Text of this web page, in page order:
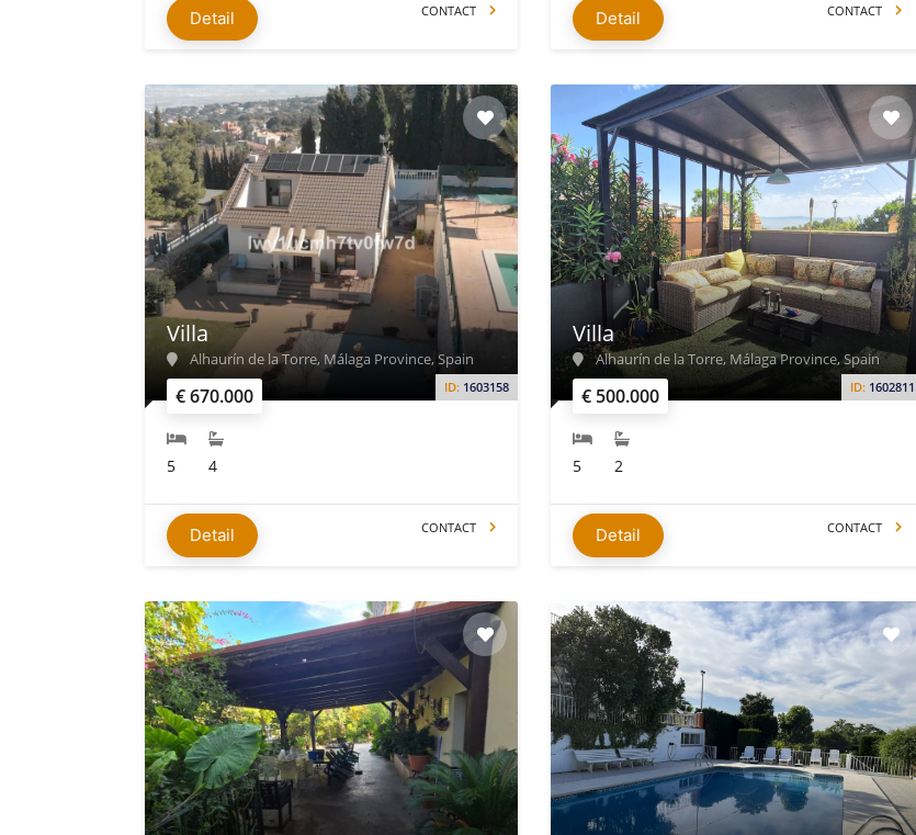
Detail CONTACT Detail CONTACT
€ 670.000 ID: 1603158
Villa
Alhaurín de la Torre, Málaga Province, Spain
5 4
Detail CONTACT
€ 500.000 ID: 1602811
Villa
Alhaurín de la Torre, Málaga Province, Spain
5 2
Detail CONTACT